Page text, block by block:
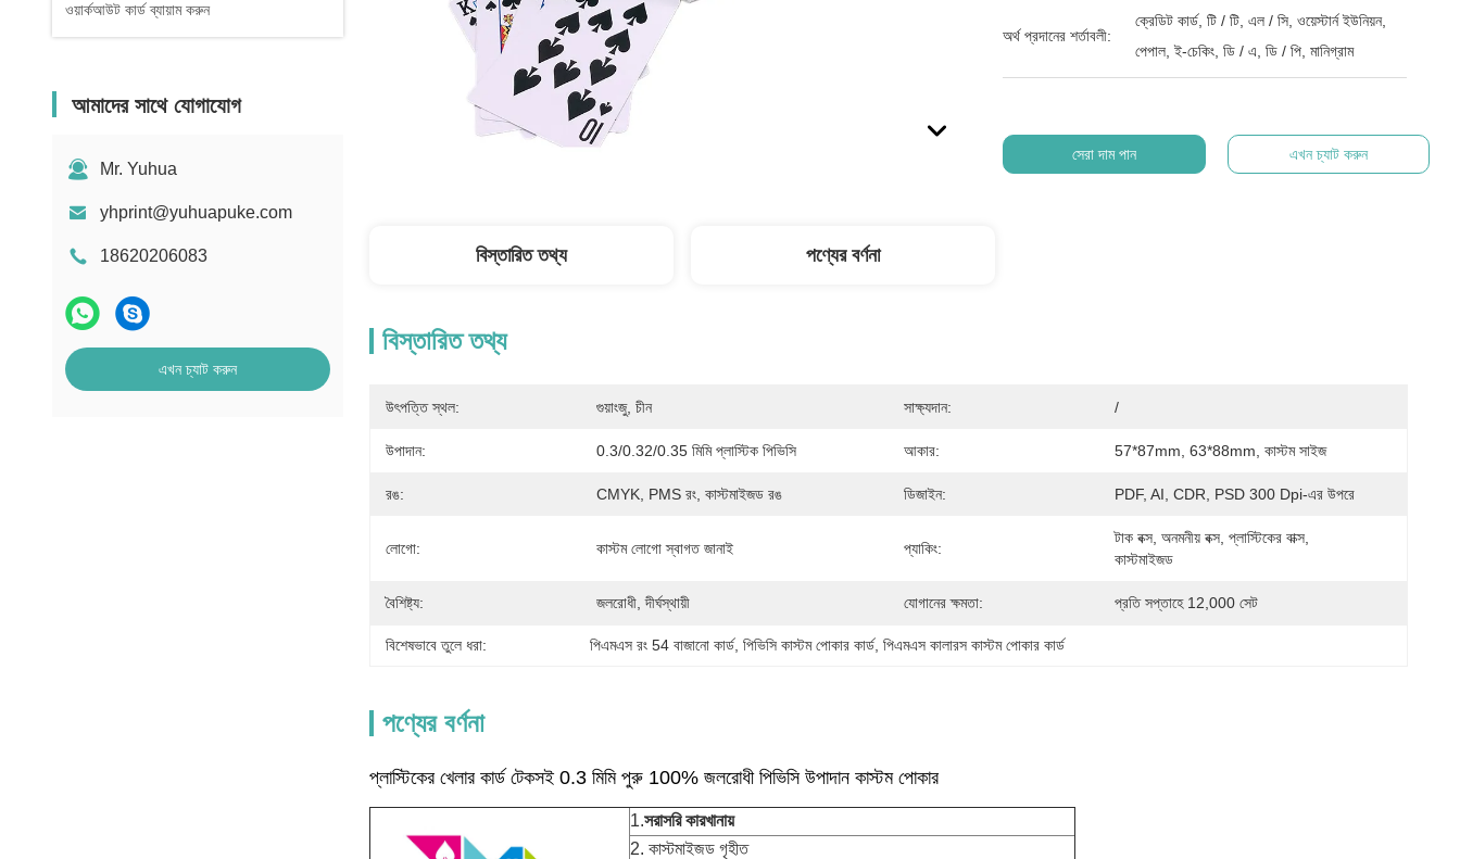
ওয়ার্কআউট কার্ড ব্যায়াম করুন
আমাদের সাথে যোগাযোগ
Mr. Yuhua
yhprint@yuhuapuke.com
18620206083
এখন চ্যাট করুন
অর্থ প্রদানের শর্তাবলী:
ক্রেডিট কার্ড, টি / টি, এল / সি, ওয়েস্টার্ন ইউনিয়ন,
পেপাল, ই-চেকিং, ডি / এ, ডি / পি, মানিগ্রাম
সেরা দাম পান এখন চ্যাট করুন
বিস্তারিত তথ্য পণ্যের বর্ণনা
বিস্তারিত তথ্য
উৎপত্তি স্থল: গুয়াংজু, চীন সাক্ষ্যদান: /
উপাদান: 0.3/0.32/0.35 মিমি প্লাস্টিক পিভিসি আকার: 57*87mm, 63*88mm, কাস্টম সাইজ
রঙ: CMYK, PMS রং, কাস্টমাইজড রঙ ডিজাইন: PDF, AI, CDR, PSD 300 Dpi-এর উপরে
লোগো: কাস্টম লোগো স্বাগত জানাই প্যাকিং:
টাক বক্স, অনমনীয় বক্স, প্লাস্টিকের বাক্স,
কাস্টমাইজড
বৈশিষ্ট্য: জলরোধী, দীর্ঘস্থায়ী যোগানের ক্ষমতা: প্রতি সপ্তাহে 12,000 সেট
বিশেষভাবে তুলে ধরা: পিএমএস রং 54 বাজানো কার্ড, পিভিসি কাস্টম পোকার কার্ড, পিএমএস কালারস কাস্টম পোকার কার্ড
পণ্যের বর্ণনা
প্লাস্টিকের খেলার কার্ড টেকসই 0.3 মিমি পুরু 100% জলরোধী পিভিসি উপাদান কাস্টম পোকার
1.সরাসরি কারখানায়
2. কাস্টমাইজড গৃহীত